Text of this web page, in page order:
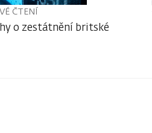
ČTENÍ
o zestátnění britské